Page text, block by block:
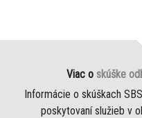
Viac o skúške
Informácie o skúškach
poskytovaní služieb v